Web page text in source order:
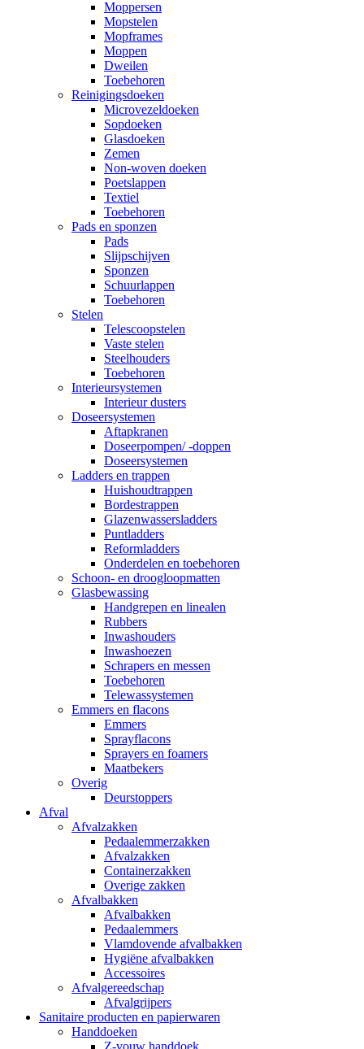
Moppersen
Mopstelen
Mopframes
Moppen
Dweilen
Toebehoren
Reinigingsdoeken
Microvezeldoeken
Sopdoeken
Glasdoeken
Zemen
Non-woven doeken
Poetslappen
Textiel
Toebehoren
Pads en sponzen
Pads
Slijpschijven
Sponzen
Schuurlappen
Toebehoren
Stelen
Telescoopstelen
Vaste stelen
Steelhouders
Toebehoren
Interieursystemen
Interieur dusters
Doseersystemen
Aftapkranen
Doseerpompen/ -doppen
Doseersystemen
Ladders en trappen
Huishoudtrappen
Bordestrappen
Glazenwassersladders
Puntladders
Reformladders
Onderdelen en toebehoren
Schoon- en droogloopmatten
Glasbewassing
Handgrepen en linealen
Rubbers
Inwashouders
Inwashoezen
Schrapers en messen
Toebehoren
Telewassystemen
Emmers en flacons
Emmers
Sprayflacons
Sprayers en foamers
Maatbekers
Overig
Deurstoppers
Afval
Afvalzakken
Pedaalemmerzakken
Afvalzakken
Containerzakken
Overige zakken
Afvalbakken
Afvalbakken
Pedaalemmers
Vlamdovende afvalbakken
Hygiëne afvalbakken
Accessoires
Afvalgereedschap
Afvalgrijpers
Sanitaire producten en papierwaren
Handdoeken
Z-vouw handdoek